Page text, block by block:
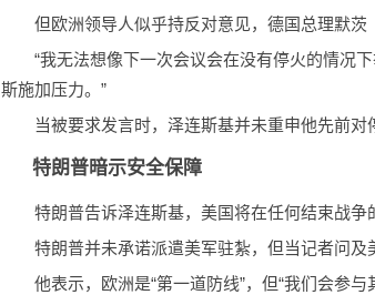
但欧洲领导人似乎持反对意见，德国总理默茨
“我无法想像下一次会议会在没有停火的情况
斯施加压力。”
当被要求发言时，泽连斯基并未重申他先前对
特朗普暗示安全保障
特朗普告诉泽连斯基，美国将在任何结束战争
特朗普并未承诺派遣美军驻紮，但当记者问及
他表示，欧洲是“第一道防线”，但“我们会参与